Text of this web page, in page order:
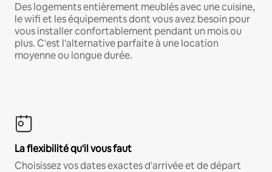
Des logements entièrement meublés avec une cuisine,
le wifi et les équipements dont vous avez besoin pour
vous installer confortablement pendant un mois ou
plus. C'est l'alternative parfaite à une location
moyenne ou longue durée.
La flexibilité qu'il vous faut
Choisissez vos dates exactes d'arrivée et de départ